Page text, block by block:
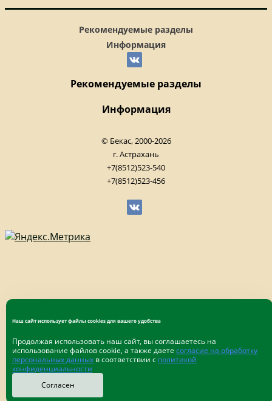
Рекомендуемые разделы
Информация
Рекомендуемые разделы
Информация
© Бекас, 2000-2026
г. Астрахань
+7(8512)523-540
+7(8512)523-456
Наш сайт использует файлы cookies для вашего удобства
Продолжая использовать наш сайт, вы соглашаетесь на
использование файлов cookie, а также даете согласие на обработку
персональных данных в соответствии с политикой
конфиденциальности
Согласен